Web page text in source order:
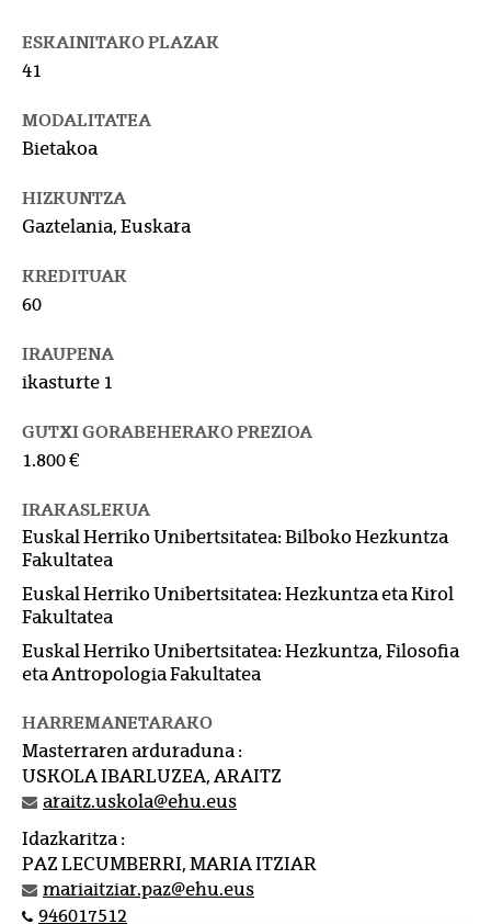
ESKAINITAKO PLAZAK
41
MODALITATEA
Bietakoa
HIZKUNTZA
Gaztelania, Euskara
KREDITUAK
60
IRAUPENA
ikasturte 1
GUTXI GORABEHERAKO PREZIOA
1.800 €
IRAKASLEKUA
Euskal Herriko Unibertsitatea: Bilboko Hezkuntza
Fakultatea
Euskal Herriko Unibertsitatea: Hezkuntza eta Kirol
Fakultatea
Euskal Herriko Unibertsitatea: Hezkuntza, Filosofia
eta Antropologia Fakultatea
HARREMANETARAKO
Masterraren arduraduna :
USKOLA IBARLUZEA, ARAITZ
araitz.uskola@ehu.eus
Idazkaritza :
PAZ LECUMBERRI, MARIA ITZIAR
mariaitziar.paz@ehu.eus
946017512